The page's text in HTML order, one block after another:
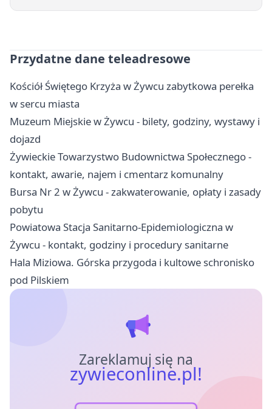
Przydatne dane teleadresowe
Kościół Świętego Krzyża w Żywcu zabytkowa perełka
w sercu miasta
Muzeum Miejskie w Żywcu - bilety, godziny, wystawy i
dojazd
Żywieckie Towarzystwo Budownictwa Społecznego -
kontakt, awarie, najem i cmentarz komunalny
Bursa Nr 2 w Żywcu - zakwaterowanie, opłaty i zasady
pobytu
Powiatowa Stacja Sanitarno-Epidemiologiczna w
Żywcu - kontakt, godziny i procedury sanitarne
Hala Miziowa. Górska przygoda i kultowe schronisko
pod Pilskiem
Zareklamuj się na
zywieconline.pl!